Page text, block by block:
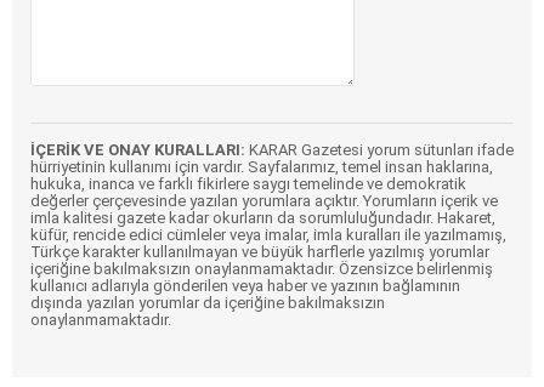
İÇERİK VE ONAY KURALLARI: KARAR Gazetesi yorum sütunları ifade
hürriyetinin kullanımı için vardır. Sayfalarımız, temel insan haklarına,
hukuka, inanca ve farklı fikirlere saygı temelinde ve demokratik
değerler çerçevesinde yazılan yorumlara açıktır. Yorumların içerik ve
imla kalitesi gazete kadar okurların da sorumluluğundadır. Hakaret,
küfür, rencide edici cümleler veya imalar, imla kuralları ile yazılmamış,
Türkçe karakter kullanılmayan ve büyük harflerle yazılmış yorumlar
içeriğine bakılmaksızın onaylanmamaktadır. Özensizce belirlenmiş
kullanıcı adlarıyla gönderilen veya haber ve yazının bağlamının
dışında yazılan yorumlar da içeriğine bakılmaksızın
onaylanmamaktadır.